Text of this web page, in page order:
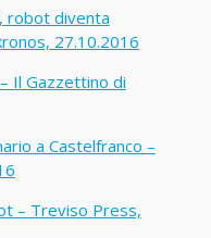
robot diventa
27.10.2016
Il Gazzettino di
a Castelfranco –
– Treviso Press,